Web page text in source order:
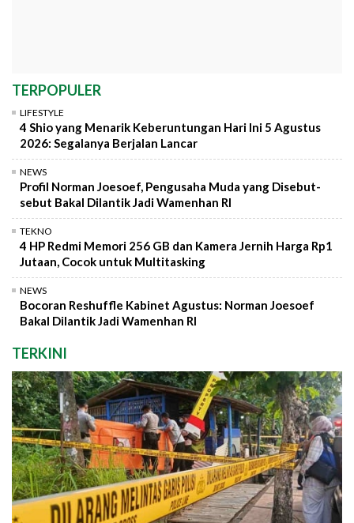
TERPOPULER
LIFESTYLE
4 Shio yang Menarik Keberuntungan Hari Ini 5 Agustus
2026: Segalanya Berjalan Lancar
NEWS
Profil Norman Joesoef, Pengusaha Muda yang Disebut-
sebut Bakal Dilantik Jadi Wamenhan RI
TEKNO
4 HP Redmi Memori 256 GB dan Kamera Jernih Harga Rp1
Jutaan, Cocok untuk Multitasking
NEWS
Bocoran Reshuffle Kabinet Agustus: Norman Joesoef
Bakal Dilantik Jadi Wamenhan RI
TERKINI